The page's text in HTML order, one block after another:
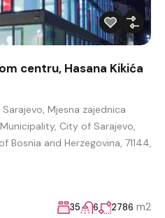
centru, Hasana Kikića
Mjesna zajednica
City of Sarajevo,
Bosnia and Herzegovina, 71144,
35 6 2786 m2